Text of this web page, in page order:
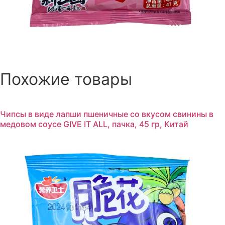
Похожие товары
Чипсы в виде лапши пшеничные со вкусом свинины в
медовом соусе GIVE IT ALL, пачка, 45 гр, Китай